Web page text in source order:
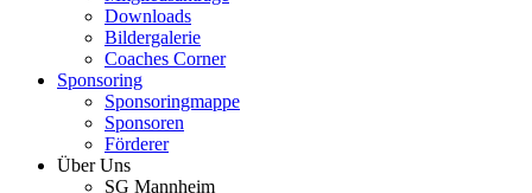
Downloads
Bildergalerie
Coaches Corner
Sponsoring
Sponsoringmappe
Sponsoren
Förderer
Über Uns
SG Mannheim